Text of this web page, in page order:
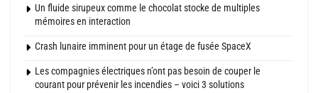
Un fluide sirupeux comme le chocolat stocke de multiples
mémoires en interaction
Crash lunaire imminent pour un étage de fusée SpaceX
Les compagnies électriques n’ont pas besoin de couper le
courant pour prévenir les incendies – voici 3 solutions